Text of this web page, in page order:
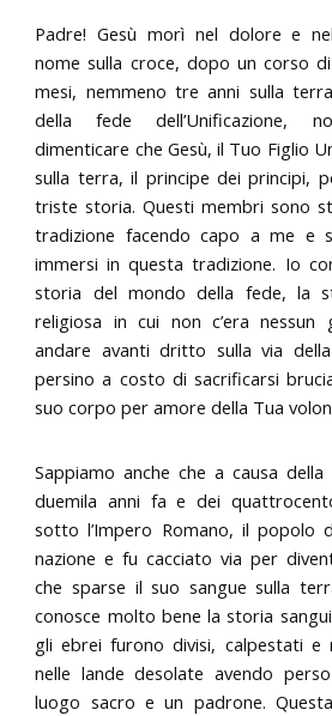
Padre! Gesù morì nel dolore e
nome sulla croce, dopo un corso
mesi, nemmeno tre anni sulla
della fede dell’Unificazione,
dimenticare che Gesù, il Tuo Figlio
sulla terra, il principe dei principi,
triste storia. Questi membri sono
tradizione facendo capo a me e
immersi in questa tradizione. Io
storia del mondo della fede, la
religiosa in cui non c’era nessun
andare avanti dritto sulla via
persino a costo di sacrificarsi
suo corpo per amore della Tua
Sappiamo anche che a causa
duemila anni fa e dei
sotto l’Impero Romano, il popolo
nazione e fu cacciato via per
che sparse il suo sangue sulla
conosce molto bene la storia
gli ebrei furono divisi, calpestati e
nelle lande desolate avendo
luogo sacro e un padrone.